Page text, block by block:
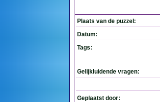
Plaats van de puzzel:
Datum:
Tags:
Gelijkluidende vragen:
Geplaatst door: